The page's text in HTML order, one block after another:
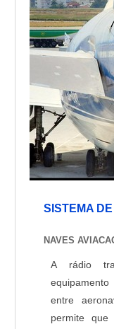
dos
SISTEMA
NAVES
A rádio
entre
permite que